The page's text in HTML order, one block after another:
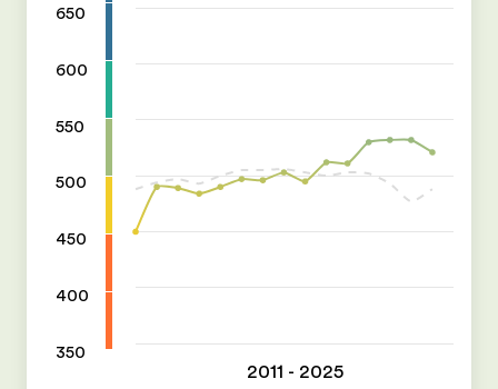
650
600
550
500
450
400
350
2011 - 2025